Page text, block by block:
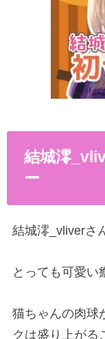
結城澪
ー
結城澪 _vliverさ
とっても可愛い
猫ちゃんの肉球
クは盛り上がる